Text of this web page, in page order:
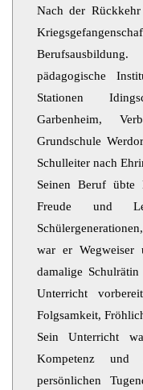
Nach der Rückkehr
pädagogische
Stationen
Garbenheim,
Grundschule
Schulleiter nach
Seinen Beruf übte
Freude und
war er
damalige
Unterricht
Folgsamkeit,
Sein Unterricht
Kompetenz und
persönlichen